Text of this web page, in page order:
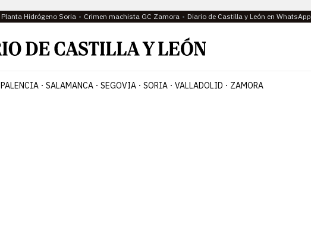
Planta Hidrógeno Soria Crimen machista GC Zamora Diario de Castilla y León en WhatsApp
PALENCIA SALAMANCA SEGOVIA SORIA VALLADOLID ZAMORA